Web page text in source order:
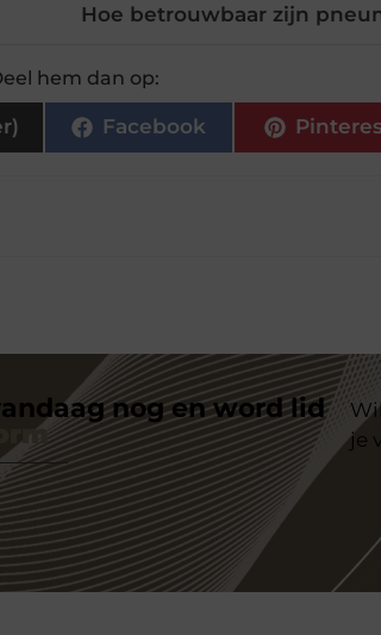
Hoe betrouwbaar zijn
hem dan op:
Facebook
nog en word lid
je